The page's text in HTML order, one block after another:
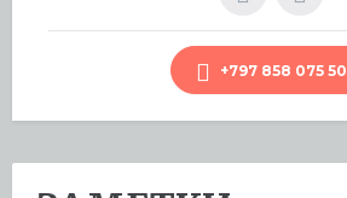
+797 858 075 50